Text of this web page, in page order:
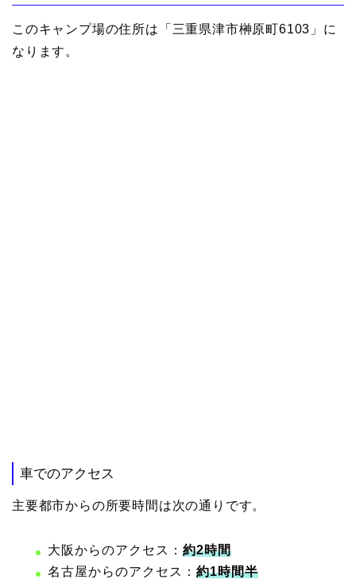
このキャンプ場の住所は「三重県津市榊原町6103」に
なります。
車でのアクセス
主要都市からの所要時間は次の通りです。
大阪からのアクセス： 約2時間
名古屋からのアクセス： 約1時間半